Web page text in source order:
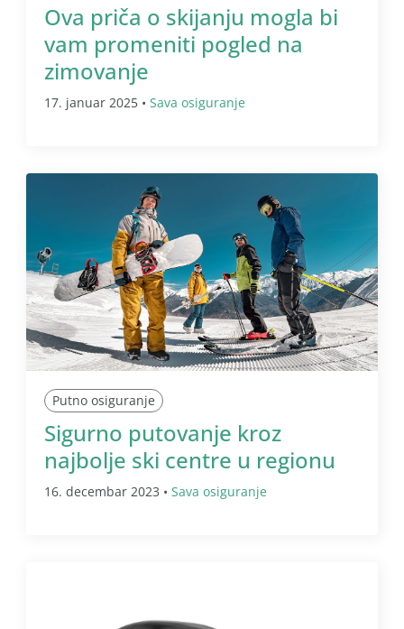
Ova priča o skijanju mogla bi
vam promeniti pogled na
zimovanje
17. januar 2025 • Sava osiguranje
Putno osiguranje
Sigurno putovanje kroz
najbolje ski centre u regionu
16. decembar 2023 • Sava osiguranje